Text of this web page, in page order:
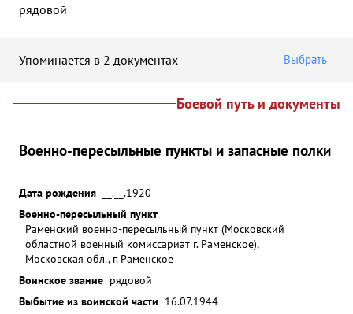
рядовой
Упоминается в 2 документах Выбрать
Боевой путь и документы
Военно-пересыльные пункты и запасные полки
Дата рождения
__.__.1920
Военно-пересыльный пункт
Раменский военно-пересыльный пункт (Московский
областной военный комиссариат г. Раменское),
Московская обл., г. Раменское
Воинское звание рядовой
Выбытие из воинской части 16.07.1944